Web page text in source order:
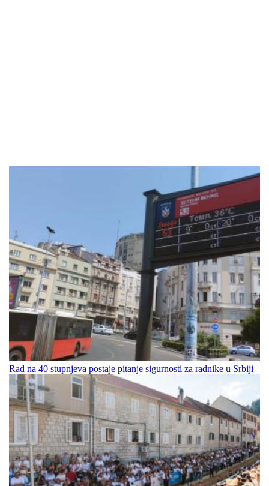
Rad na 40 stupnjeva postaje pitanje sigurnosti za radnike u Srbiji